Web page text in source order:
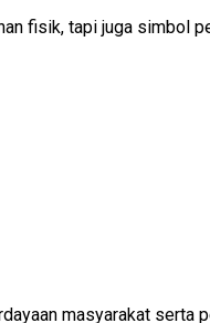
fisik, tapi juga simbol
masyarakat serta